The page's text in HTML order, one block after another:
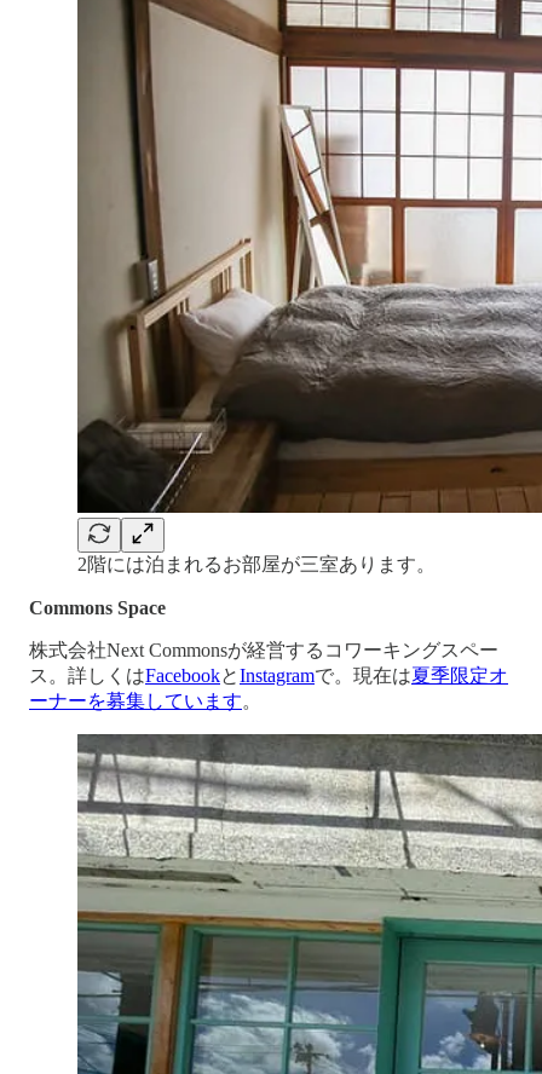
2階には泊まれるお部屋が三室あります。
Commons Space
株式会社Next Commonsが経営するコワーキングスペー
ス。詳しくはFacebookとInstagramで。現在は夏季限定オ
ーナーを募集しています。